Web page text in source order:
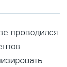
проводился